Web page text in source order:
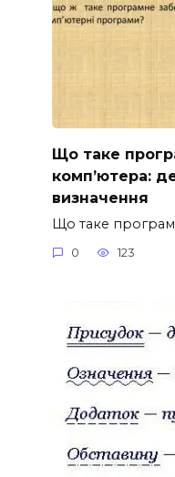
Що таке
комп’ютера:
визначення
Що таке
0 123